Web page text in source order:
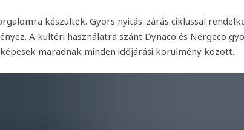
készültek. Gyors nyitás-zárás ciklussal
A kültéri használatra szánt Dynaco és Nergeco
maradnak minden időjárási körülmény között.